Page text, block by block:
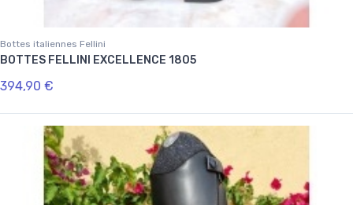
Bottes italiennes Fellini
BOTTES FELLINI EXCELLENCE 1805
394,90 €